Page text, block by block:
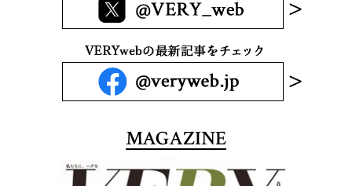
MAGAZINE